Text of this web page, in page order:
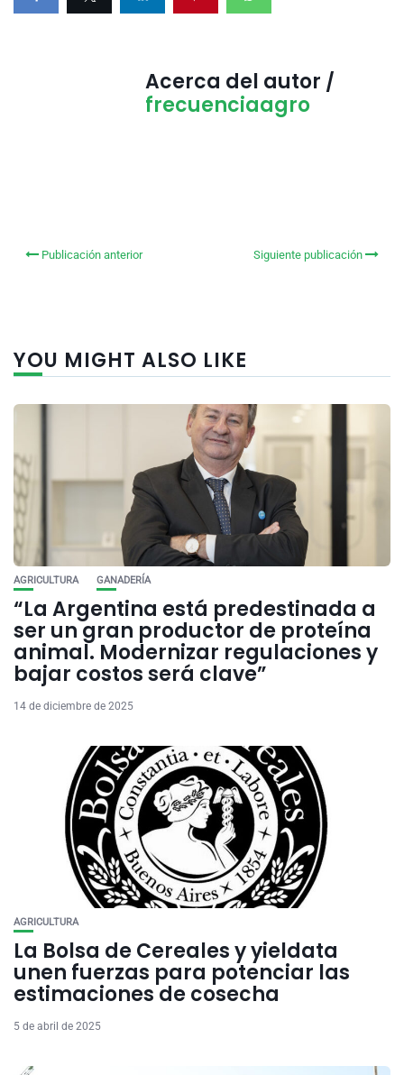
Acerca del autor /
frecuenciaagro
Publicación anterior Siguiente publicación
YOU MIGHT ALSO LIKE
AGRICULTURA GANADERÍA
“La Argentina está predestinada a
ser un gran productor de proteína
animal. Modernizar regulaciones y
bajar costos será clave”
14 de diciembre de 2025
AGRICULTURA
La Bolsa de Cereales y yieldata
unen fuerzas para potenciar las
estimaciones de cosecha
5 de abril de 2025